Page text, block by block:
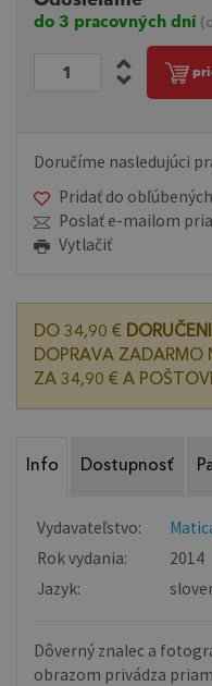
do 3 pracovných dní
Doručíme nasledujúci
Pridať do obľúbených
Poslať e-mailom
Vytlačiť
DO 34,90 €
DOPRAVA ZADARMO
ZA 34,90 € A
Info Dostupnosť
Vydavateľstvo:
Rok vydania:
2014
Jazyk:
Dôverný znalec a
obrazom privádza